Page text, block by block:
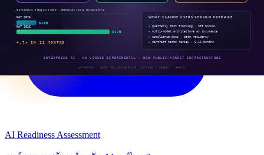
AI Readiness Assessment